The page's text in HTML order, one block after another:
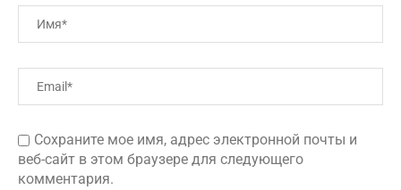
Сохраните мое имя, адрес электронной почты и
веб-сайт в этом браузере для следующего
комментария.